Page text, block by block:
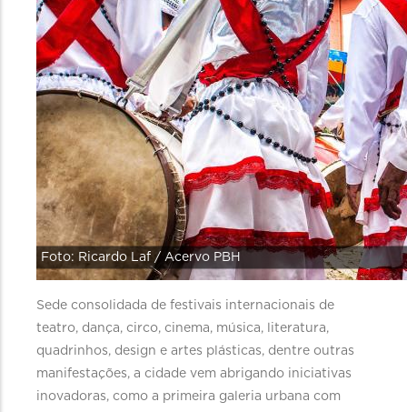
Foto: Ricardo Laf / Acervo PBH
Sede consolidada de festivais internacionais de
teatro, dança, circo, cinema, música, literatura,
quadrinhos, design e artes plásticas, dentre outras
manifestações, a cidade vem abrigando iniciativas
inovadoras, como a primeira galeria urbana com